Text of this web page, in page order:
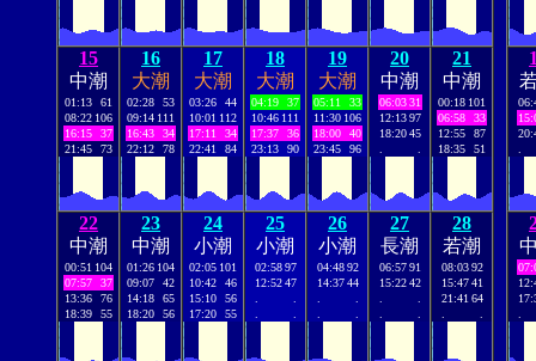
15
中潮
01:13
61
08:22 106
16:15
37
21:45
73
16
大潮
02:28
53
09:14 111
16:43
34
22:12
78
17
大潮
03:26
44
10:01 112
17:11
34
22:41
84
18
大潮
04:19
37
10:46 111
17:37
36
23:13
90
19
大潮
05:11
33
11:30 106
18:00
40
23:45
96
20
中潮
06:03 31
12:13 97
18:20 45
21
中潮
00:18 101
06:58
33
12:55
87
18:35
51
22
中潮
00:51 104
07:57
37
13:36
76
18:39
55
23
中潮
01:26 104
09:07
42
14:18
65
18:20
56
24
小潮
02:05 101
10:42
46
15:10
56
17:20
55
25
小潮
02:58 97
12:52 47
26
小潮
04:48 92
14:37 44
27
長潮
06:57 91
15:22 42
28
若潮
08:03 92
15:47 41
21:41 64